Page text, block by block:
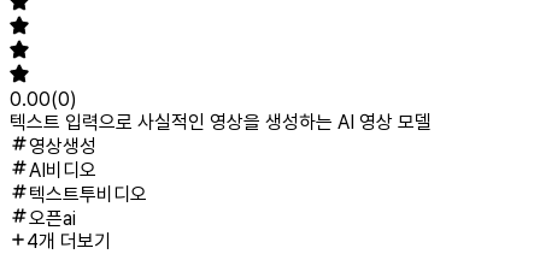
0.00(0)
텍스트 입력으로 사실적인 영상을 생성하는 AI 영상 모델
영상생성
AI비디오
텍스트투비디오
오픈ai
4개 더보기